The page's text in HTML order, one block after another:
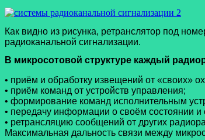
Как видно из рисунка, ретранслятор под
радиоканальной сигнализации.
В микросотовой структуре каждый
• приём и обработку извещений от «своих»
• приём команд от устройств управления;
• формирование команд исполнительным
• передачу информации о своём состоянии
• ретрансляцию сообщений от других
Максимальная дальность связи между